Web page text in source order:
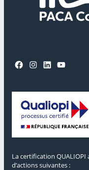
Facebook Instagram LinkedIn YouTube
La certification
d’actions suivantes :